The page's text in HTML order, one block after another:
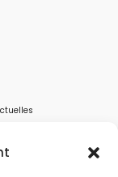
récupérer l’eau de
l’eau d’un forage,